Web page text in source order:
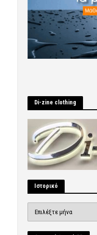
Di-zine clothing
Ιστορικό